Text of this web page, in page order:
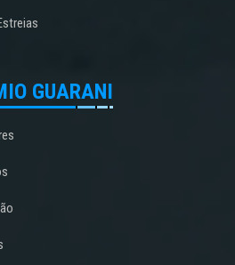
GUARANI